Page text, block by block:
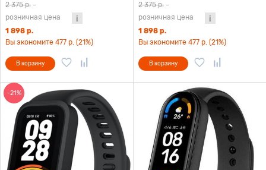
2 375 р. -
розничная цена
1 898 р.
Вы экономите 477 р. (21%)
В корзину
2 375 р. -
розничная цена
1 898 р.
Вы экономите 477 р. (21%)
В корзину
-21%